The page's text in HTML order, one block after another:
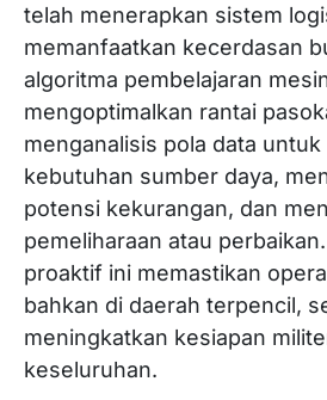
telah menerapkan sistem
memanfaatkan kecerdasan
algoritma pembelajaran
mengoptimalkan rantai
menganalisis pola data
kebutuhan sumber daya,
potensi kekurangan, dan
pemeliharaan atau
proaktif ini memastikan
bahkan di daerah terpencil,
meningkatkan kesiapan
keseluruhan.